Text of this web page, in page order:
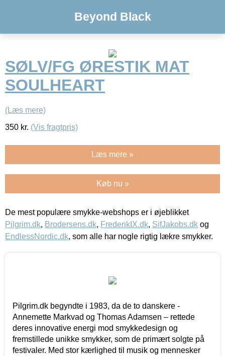
Beyond Black
SØLV/FG ØRESTIK MAT
SOULHEART
(Læs mere)
350 kr. (Vis fragtpris)
Læs mere »
Køb nu »
De mest populære smykke-webshops er i øjeblikket
Pilgrim.dk, Brodersens.dk, FrederikIX.dk, SifJakobs.dk og
EndlessNordic.dk, som alle har nogle rigtig lækre smykker.
Pilgrim.dk begyndte i 1983, da de to danskere -
Annemette Markvad og Thomas Adamsen – rettede
deres innovative energi mod smykkedesign og
fremstillede unikke smykker, som de primært solgte på
festivaler. Med stor kærlighed til musik og mennesker